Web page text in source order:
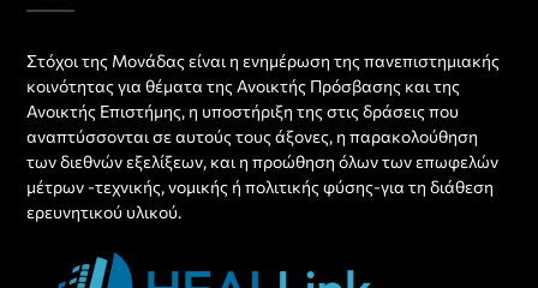
Στόχοι της Μονάδας είναι η ενημέρωση της πανεπιστημιακής
κοινότητας για θέματα της Ανοικτής Πρόσβασης και της
Ανοικτής Επιστήμης, η υποστήριξη της στις δράσεις που
αναπτύσσονται σε αυτούς τους άξονες, η παρακολούθηση
των διεθνών εξελίξεων, και η προώθηση όλων των επωφελών
μέτρων -τεχνικής, νομικής ή πολιτικής φύσης-για τη διάθεση
ερευνητικού υλικού.